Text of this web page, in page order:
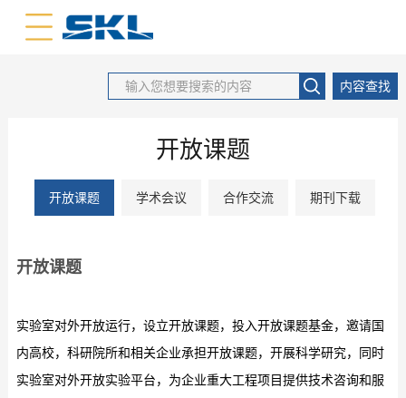
中文版 英文版
内容查找
开放课题
开放课题 学术会议 合作交流 期刊下载
开放课题
实验室对外开放运行，设立开放课题，投入开放课题基金，邀请国
内高校，科研院所和相关企业承担开放课题，开展科学研究，同时
实验室对外开放实验平台，为企业重大工程项目提供技术咨询和服